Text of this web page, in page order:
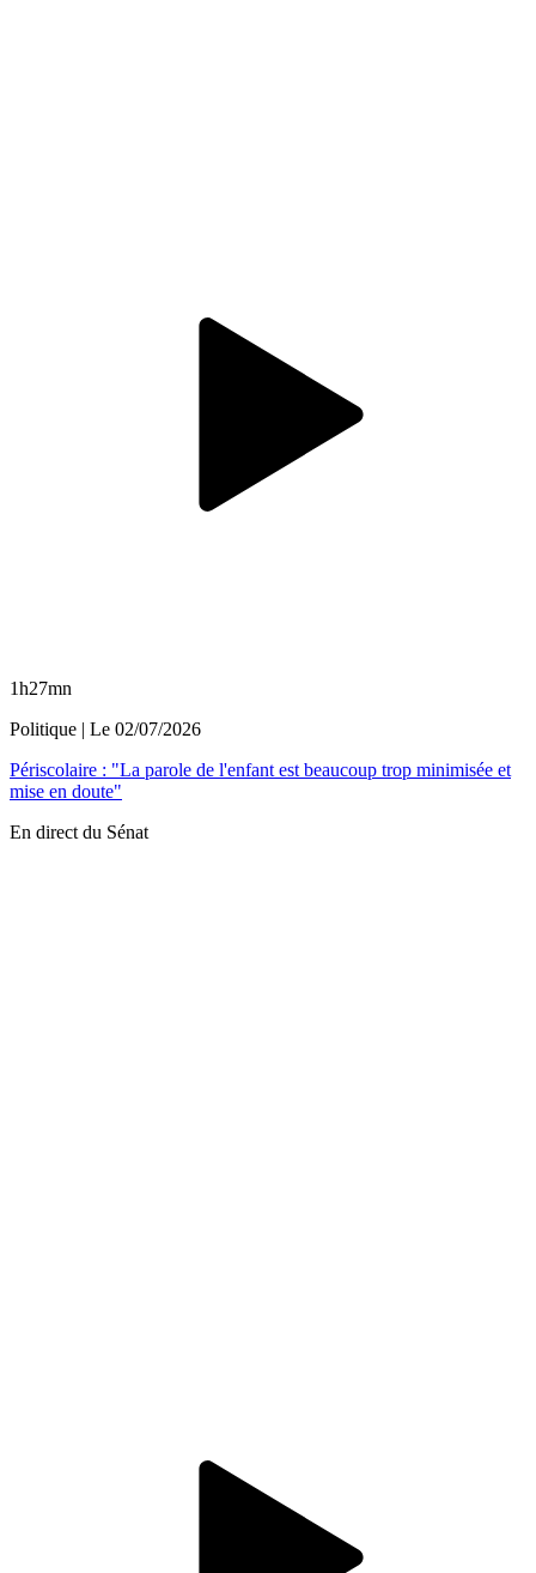
1h27mn
Politique | Le 02/07/2026
Périscolaire : "La parole de l'enfant est beaucoup trop minimisée et
mise en doute"
En direct du Sénat